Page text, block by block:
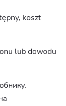
koszt
lub dowodu